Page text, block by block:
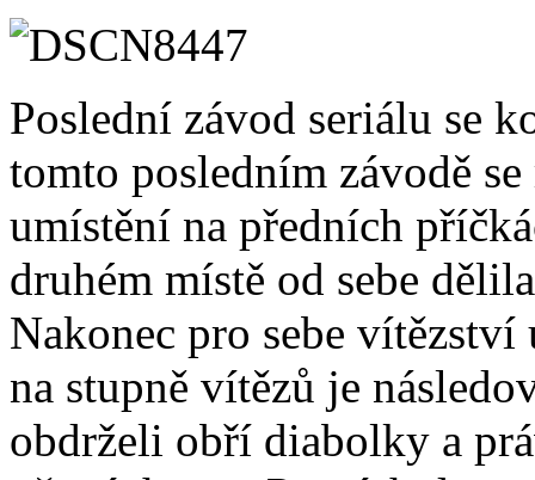
Poslední závod seriálu se
tomto posledním závodě
umístění na předních
druhém místě od sebe
Nakonec pro sebe
na stupně vítězů je
obdrželi obří diabolky a